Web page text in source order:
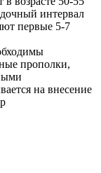
интервал
первые 5-7
прополки,
на внесение